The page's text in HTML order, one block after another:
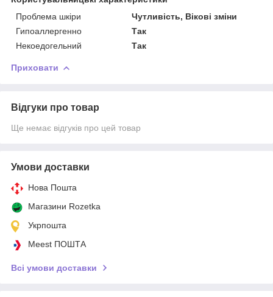
Проблема шкіри
Чутливість, Вікові зміни
Гипоаллергенно
Так
Некоедогельний
Так
Приховати
Відгуки про товар
Ще немає відгуків про цей товар
Умови доставки
Нова Пошта
Магазини Rozetka
Укрпошта
Meest ПОШТА
Всі умови доставки